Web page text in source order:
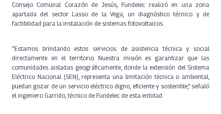
Consejo Comunal Corazón de Jesús, Fundelec realizó en una zona
apartada del sector Lasso de la Vega, un diagnóstico técnico y de
factibilidad para la instalación de sistemas fotovoltaicos.
“Estamos brindando estos servicios de asistencia técnica y social
directamente en el territorio. Nuestra misión es garantizar que las
comunidades aisladas geográficamente, donde la extensión del Sistema
Eléctrico Nacional (SEN), representa una limitación técnica o ambiental,
puedan gozar de un servicio eléctrico digno, eficiente y sostenible,” señaló
el ingeniero Garrido, técnico de Fundelec de esta entidad.